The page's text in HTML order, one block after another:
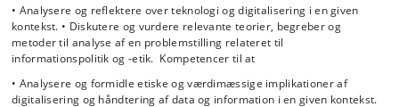
• Analysere og reflektere over teknologi og digitalisering i en given
kontekst. • Diskutere og vurdere relevante teorier, begreber og
metoder til analyse af en problemstilling relateret til
informationspolitik og -etik. Kompetencer til at
• Analysere og formidle etiske og værdimæssige implikationer af
digitalisering og håndtering af data og information i en given kontekst.